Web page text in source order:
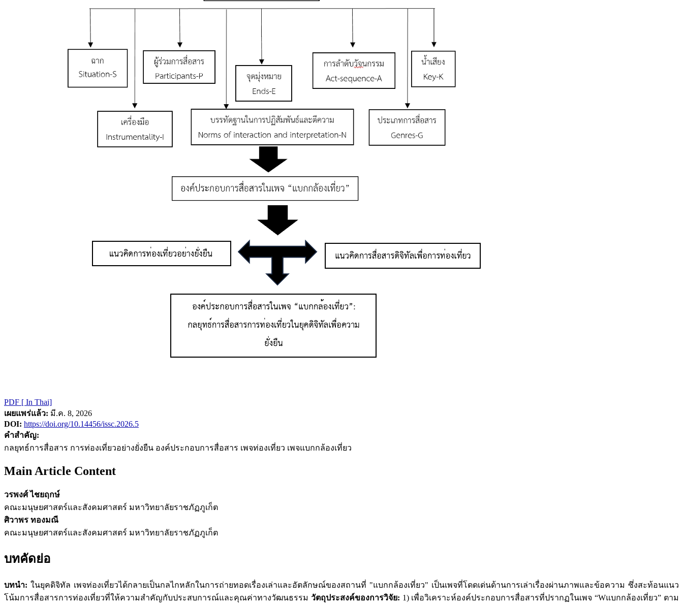
PDF [ In Thai]
เผยแพร่แล้ว: มี.ค. 8, 2026
DOI: https://doi.org/10.14456/issc.2026.5
คำสำคัญ:
กลยุทธ์การสื่อสาร การท่องเที่ยวอย่างยั่งยืน องค์ประกอบการสื่อสาร เพจท่องเที่ยว เพจแบกกล้องเที่ยว
Main Article Content
วรพงศ์ ไชยฤกษ์
คณะมนุษยศาสตร์และสังคมศาสตร์ มหาวิทยาลัยราชภัฏภูเก็ต
ศิวาพร ทองมณี
คณะมนุษยศาสตร์และสังคมศาสตร์ มหาวิทยาลัยราชภัฏภูเก็ต
บทคัดย่อ
บทนำ: ในยุคดิจิทัล เพจท่องเที่ยวได้กลายเป็นกลไกหลักในการถ่ายทอดเรื่องเล่าและอัตลักษณ์ของสถานที่ "แบกกล้องเที่ยว" เป็นเพจที่โดดเด่นด้านการเล่าเรื่องผ่านภาพและข้อความ ซึ่งสะท้อนแนว
โน้มการสื่อสารการท่องเที่ยวที่ให้ความสำคัญกับประสบการณ์และคุณค่าทางวัฒนธรรม วัตถุประสงค์ของการวิจัย: 1) เพื่อวิเคราะห์องค์ประกอบการสื่อสารที่ปรากฏในเพจ “Wแบกกล้องเที่ยว” ตาม